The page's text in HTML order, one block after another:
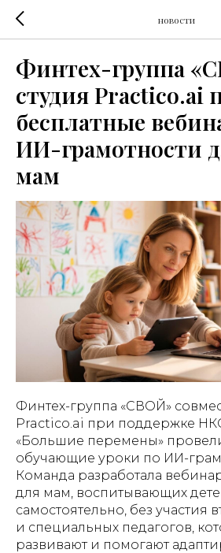
новости
Финтех-группа
студия Practico.ai
бесплатные
ИИ-грамотности
мам
Финтех-группа «СВОЙ»
Practico.ai при поддержке
«Большие перемены»
обучающие уроки по ИИ-
Команда разработала
для мам, воспитывающих
самостоятельно, без участия
и специальных педагогов,
развивают и помогают